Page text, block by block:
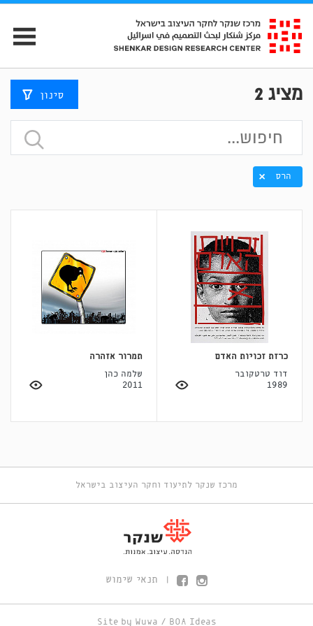
מציג 2 סינון
הרס
כרזת זכויות האדם
דוד טרטקובר
1989
תמרור אזהרה
שלמה כהן
2011
מרכז שנקר לתיעוד וחקר העיצוב בישראל
תנאי שימוש
Site by Wuwa / BOA Ideas